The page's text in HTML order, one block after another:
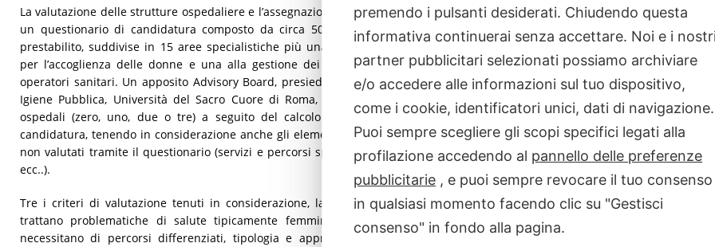
La valutazione delle strutture ospedaliere e l’assegnazione dei Bollini Rosa è avvenuta tramite
un questionario di candidatura composto da circa 500 domande, ciascuna con un valore
prestabilito, suddivise in 15 aree specialistiche più una sezione dedicata ai servizi generali
per l’accoglienza delle donne e una alla gestione dei casi di violenza sulle donne e sugli
operatori sanitari. Un apposito Advisory Board, presieduto da Walter Ricciardi, Professore di
Igiene Pubblica, Università del Sacro Cuore di Roma, ha validato i Bollini conseguiti dagli
ospedali (zero, uno, due o tre) a seguito del calcolo del punteggio totale ottenuto nella
candidatura, tenendo in considerazione anche gli elementi qualitativi di particolare rilevanza
non valutati tramite il questionario (servizi e percorsi speciali, iniziative e progetti particolari
ecc..).
Tre i criteri di valutazione tenuti in considerazione, la presenza di: specialità cliniche che
trattano problematiche di salute tipicamente femminili e trasversali ai due generi che
necessitano di percorsi differenziati, tipologia e appropriatezza dei percorsi diagnostico-
premendo i pulsanti desiderati. Chiudendo questa
informativa continuerai senza accettare. Noi e i
partner pubblicitari selezionati possiamo archiviare
e/o accedere alle informazioni sul tuo dispositivo,
come i cookie, identificatori unici, dati di navigazione.
Puoi sempre scegliere gli scopi specifici legati alla
profilazione accedendo al pannello delle preferenze
pubblicitarie , e puoi sempre revocare il tuo consenso
in qualsiasi momento facendo clic su "Gestisci
consenso" in fondo alla pagina.